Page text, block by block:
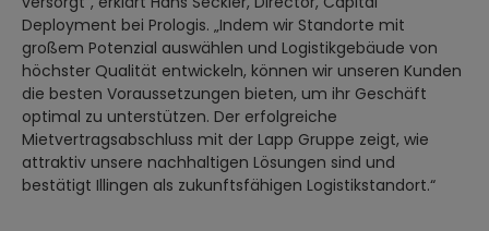
Deployment bei Prologis. „Indem wir Standorte mit
großem Potenzial auswählen und Logistikgebäude von
höchster Qualität entwickeln, können wir unseren Kunden
die besten Voraussetzungen bieten, um ihr Geschäft
optimal zu unterstützen. Der erfolgreiche
Mietvertragsabschluss mit der Lapp Gruppe zeigt, wie
attraktiv unsere nachhaltigen Lösungen sind und
bestätigt Illingen als zukunftsfähigen Logistikstandort.“